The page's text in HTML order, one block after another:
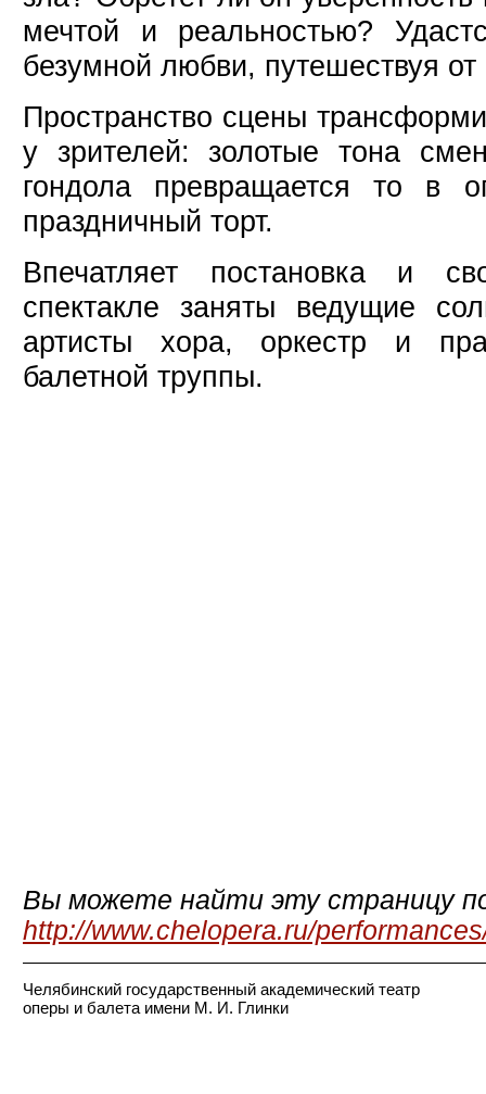
мечтой и реальностью?
безумной любви, путешествуя
Пространство сцены
у зрителей: золотые тона
гондола превращается то в
праздничный торт.
Впечатляет постановка и
спектакле заняты ведущие
артисты хора, оркестр и
балетной труппы.
Вы можете найти эту страницу
http://www.chelopera.ru/
Челябинский государственный академический театр
оперы и балета имени М. И. Глинки